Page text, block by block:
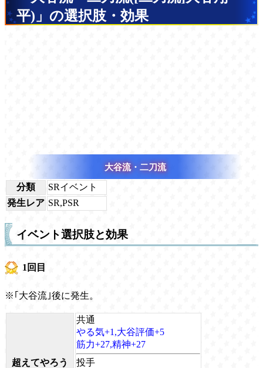
平)」の選択肢・効果
大谷流・二刀流
分類
SRイベント
発生レア SR,PSR
イベント選択肢と効果
1回目
※｢大谷流｣後に発生。
超えてやろう
共通
やる気+1,大谷評価+5
筋力+27,精神+27
投手